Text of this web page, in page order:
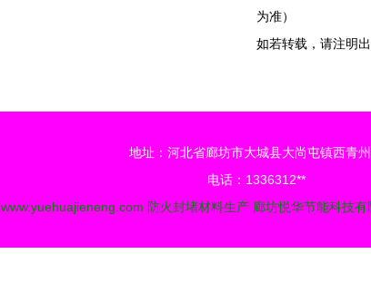
为准）
如若转载，请注明
地址：河北省廊坊市大城县大尚屯镇西青
电话：1336312**
www.yuehuajieneng.com 防火封堵材料生产 廊坊悦华节能科技有